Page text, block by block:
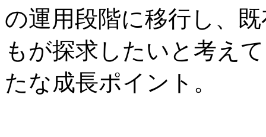
の運用段階に移行し、
もが探求したいと考え
たな成長ポイント。